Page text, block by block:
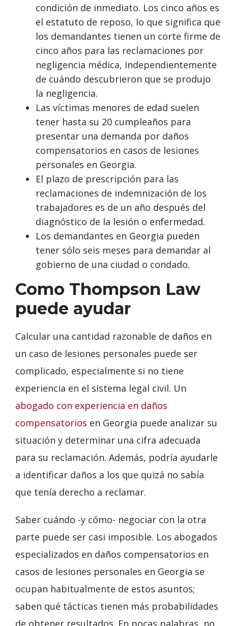
condición de inmediato. Los cinco años es
el estatuto de reposo, lo que significa que
los demandantes tienen un corte firme de
cinco años para las reclamaciones por
negligencia médica, independientemente
de cuándo descubrieron que se produjo
la negligencia.
Las víctimas menores de edad suelen
tener hasta su 20 cumpleaños para
presentar una demanda por daños
compensatorios en casos de lesiones
personales en Georgia.
El plazo de prescripción para las
reclamaciones de indemnización de los
trabajadores es de un año después del
diagnóstico de la lesión o enfermedad.
Los demandantes en Georgia pueden
tener sólo seis meses para demandar al
gobierno de una ciudad o condado.
Como Thompson Law
puede ayudar
Calcular una cantidad razonable de daños en
un caso de lesiones personales puede ser
complicado, especialmente si no tiene
experiencia en el sistema legal civil. Un
abogado con experiencia en daños
compensatorios en Georgia puede analizar su
situación y determinar una cifra adecuada
para su reclamación. Además, podría ayudarle
a identificar daños a los que quizá no sabía
que tenía derecho a reclamar.
Saber cuándo -y cómo- negociar con la otra
parte puede ser casi imposible. Los abogados
especializados en daños compensatorios en
casos de lesiones personales en Georgia se
ocupan habitualmente de estos asuntos;
saben qué tácticas tienen más probabilidades
de obtener resultados. En pocas palabras, no